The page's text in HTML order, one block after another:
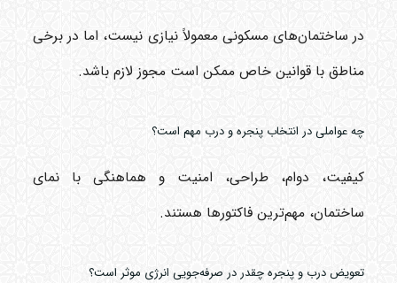
در ساختمان‌های مسکونی معمولاً نیازی نیست، اما در برخی
مناطق با قوانین خاص ممکن است مجوز لازم باشد.
چه عواملی در انتخاب پنجره و درب مهم است؟
کیفیت، دوام، طراحی، امنیت و هماهنگی با نمای
ساختمان، مهم‌ترین فاکتورها هستند.
تعویض درب و پنجره چقدر در صرفه‌جویی انرژی موثر است؟